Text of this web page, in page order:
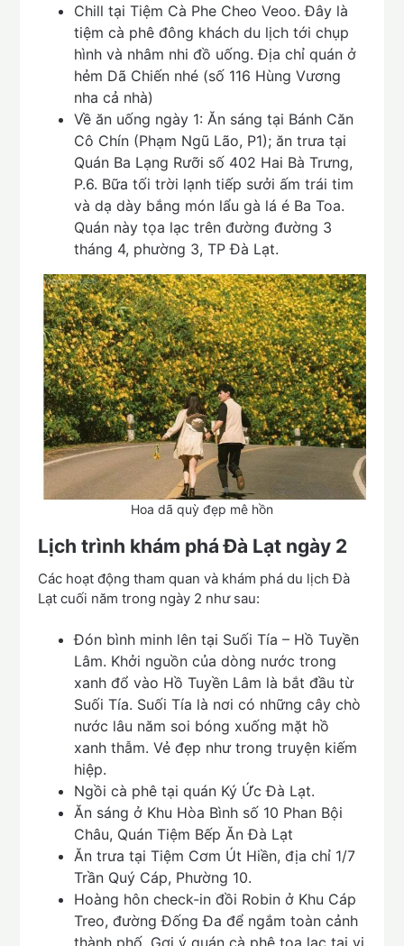
Chill tại Tiệm Cà Phe Cheo Veoo. Đây là
tiệm cà phê đông khách du lịch tới chụp
hình và nhâm nhi đồ uống. Địa chỉ quán ở
hẻm Dã Chiến nhé (số 116 Hùng Vương
nha cả nhà)
Về ăn uống ngày 1: Ăn sáng tại Bánh Căn
Cô Chín (Phạm Ngũ Lão, P1); ăn trưa tại
Quán Ba Lạng Rưỡi số 402 Hai Bà Trưng,
P.6. Bữa tối trời lạnh tiếp sưởi ấm trái tim
và dạ dày bắng món lẩu gà lá é Ba Toa.
Quán này tọa lạc trên đường đường 3
tháng 4, phường 3, TP Đà Lạt.
Hoa dã quỳ đẹp mê hồn
Lịch trình khám phá Đà Lạt ngày 2
Các hoạt động tham quan và khám phá du lịch Đà
Lạt cuối năm trong ngày 2 như sau:
Đón bình minh lên tại Suối Tía – Hồ Tuyền
Lâm. Khởi nguồn của dòng nước trong
xanh đổ vào Hồ Tuyền Lâm là bắt đầu từ
Suối Tía. Suối Tía là nơi có những cây chò
nước lâu năm soi bóng xuống mặt hồ
xanh thẫm. Vẻ đẹp như trong truyện kiếm
hiệp.
Ngồi cà phê tại quán Ký Ức Đà Lạt.
Ăn sáng ở Khu Hòa Bình số 10 Phan Bội
Châu, Quán Tiệm Bếp Ăn Đà Lạt
Ăn trưa tại Tiệm Cơm Út Hiền, địa chỉ 1/7
Trần Quý Cáp, Phường 10.
Hoàng hôn check-in đồi Robin ở Khu Cáp
Treo, đường Đống Đa để ngắm toàn cảnh